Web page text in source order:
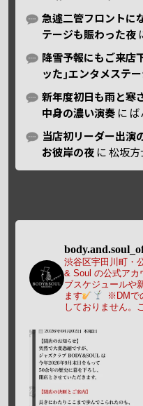
急遽二管フロントに
テージも賑わった夜
降雪予報にもご来店
ッた｣エンタメステ
新年度初日も雨と寒
中身の濃い演奏 に
当店初リーダー出演
お彼岸の夜 に松坂方
渋谷区宇田川町・
& Soul の公式アカ
ブスケジュールや
ます
※DMで
しておりません。